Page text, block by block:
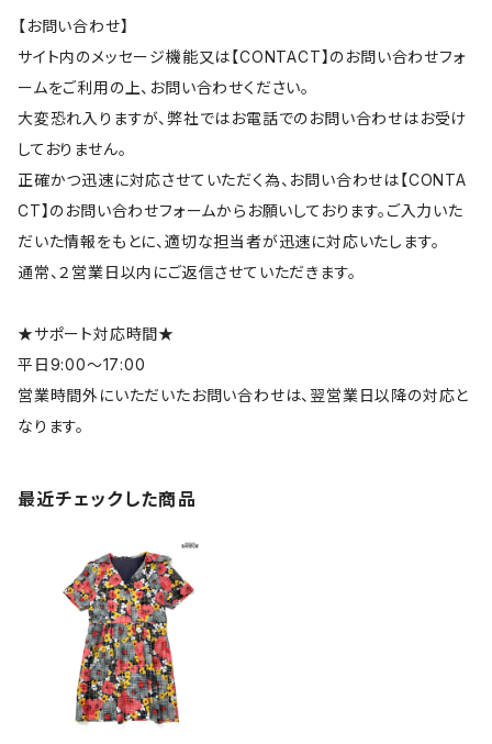
【お問い合わせ】
サイト内のメッセージ機能又は【CONTACT】のお問い合わせフォ
ームをご利用の上、お問い合わせください。
大変恐れ入りますが、弊社ではお電話でのお問い合わせはお受け
しておりません。
正確かつ迅速に対応させていただく為、お問い合わせは【CONTA
CT】のお問い合わせフォームからお願いしております。ご入力いた
だいた情報をもとに、適切な担当者が迅速に対応いたします。
通常、２営業日以内にご返信させていただきます。
★サポート対応時間★
平日9:00～17:00
営業時間外にいただいたお問い合わせは、翌営業日以降の対応と
なります。
最近チェックした商品